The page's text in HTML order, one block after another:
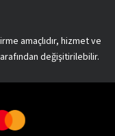
amaçlıdır, hizmet ve
değişitirilebilir.